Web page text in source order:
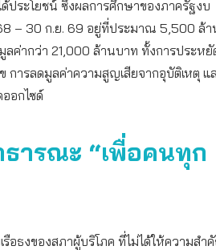
ระโยชน์ ซึ่งผลการศึกษาของภาครัฐงบ
– 30 ก.ย. 69 อยู่ที่ประมาณ 5,500 ล้า
ค่ากว่า 21,000 ล้านบาท ทั้งการประหยั
การลดมูลค่าความสูญเสียจากอุบัติเหตุ แ
อกไซด์
ารณะ “เพื่อคนทุก
อธงของสภาผู้บริโภค ที่ไม่ได้ให้ความสำ